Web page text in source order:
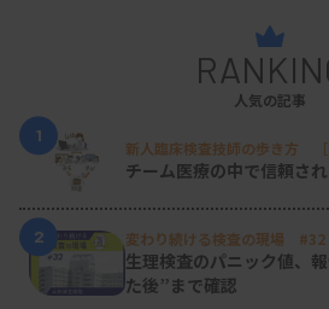
人気の記事
1
新人臨床検査技師の歩き方 ［
チーム医療の中で信頼さ
2 変わり続ける検査の現場 #32
生理検査のパニック値、
た後”まで確認